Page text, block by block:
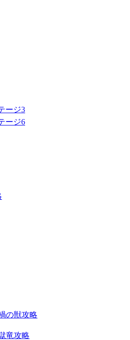
ージ3
ージ6
の獣攻略
竜攻略